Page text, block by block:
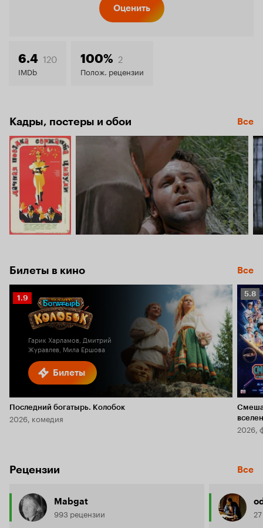
7.3
Оценить
6.4 120
IMDb
100% 2
Полож. рецензии
Кадры, постеры и обои Все
Билеты в кино Все
Билеты
Рейтинг
Кинопоиска
1.9
Гарик Харламов, Дмитрий
Журавлев, Мила Ершова
Последний богатырь. Колобок
2026, комедия
5.8
5.8
2026,
Рецензии Все
Mabgat
993 рецензии